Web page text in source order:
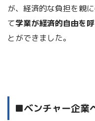
が、経済的な負担を親
て学業が経済的自由を
とができました。
■ベンチャー企業